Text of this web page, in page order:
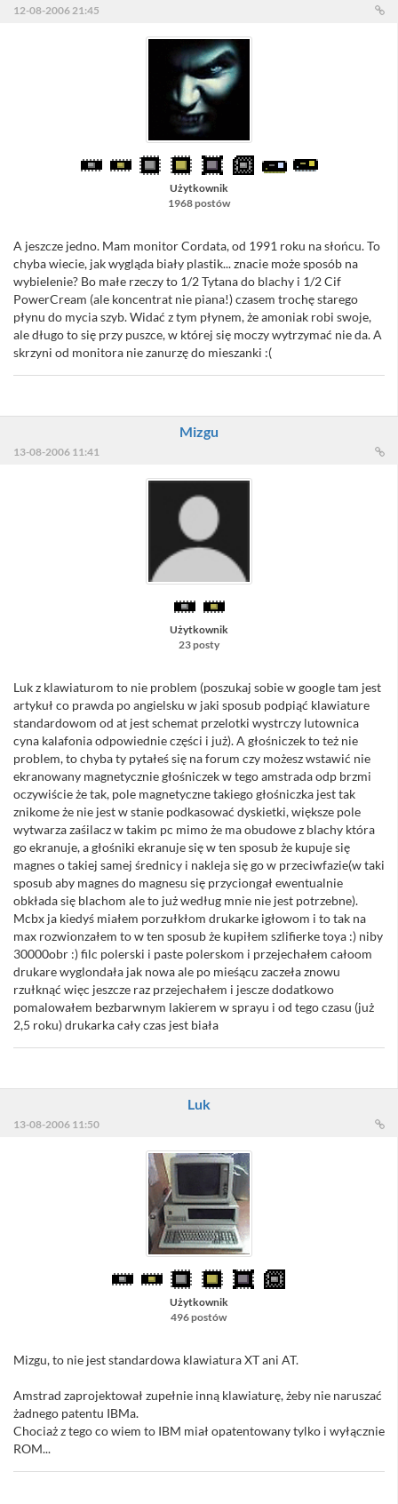
12-08-2006 21:45
Użytkownik
1968 postów
A jeszcze jedno. Mam monitor Cordata, od 1991 roku na słońcu. To
chyba wiecie, jak wygląda biały plastik... znacie może sposób na
wybielenie? Bo małe rzeczy to 1/2 Tytana do blachy i 1/2 Cif
PowerCream (ale koncentrat nie piana!) czasem trochę starego
płynu do mycia szyb. Widać z tym płynem, że amoniak robi swoje,
ale długo to się przy puszce, w której się moczy wytrzymać nie da. A
skrzyni od monitora nie zanurzę do mieszanki :(
Mizgu
13-08-2006 11:41
Użytkownik
23 posty
Luk z klawiaturom to nie problem (poszukaj sobie w google tam jest
artykuł co prawda po angielsku w jaki sposub podpiąć klawiature
standardowom od at jest schemat przelotki wystrczy lutownica
cyna kalafonia odpowiednie części i już). A głośniczek to też nie
problem, to chyba ty pytałeś się na forum czy możesz wstawić nie
ekranowany magnetycznie głośniczek w tego amstrada odp brzmi
oczywiście że tak, pole magnetyczne takiego głośniczka jest tak
znikome że nie jest w stanie podkasować dyskietki, większe pole
wytwarza zaśilacz w takim pc mimo że ma obudowe z blachy która
go ekranuje, a głośniki ekranuje się w ten sposub że kupuje się
magnes o takiej samej średnicy i nakleja się go w przeciwfazie(w taki
sposub aby magnes do magnesu się przyciongał ewentualnie
obkłada się blachom ale to już według mnie nie jest potrzebne).
Mcbx ja kiedyś miałem porzułkłom drukarke igłowom i to tak na
max rozwionzałem to w ten sposub że kupiłem szlifierke toya :) niby
30000obr :) filc polerski i paste polerskom i przejechałem całoom
drukare wyglondała jak nowa ale po mieśącu zaczeła znowu
rzułknąć więc jeszcze raz przejechałem i jescze dodatkowo
pomalowałem bezbarwnym lakierem w sprayu i od tego czasu (już
2,5 roku) drukarka cały czas jest biała
Luk
13-08-2006 11:50
Użytkownik
496 postów
Mizgu, to nie jest standardowa klawiatura XT ani AT.
Amstrad zaprojektował zupełnie inną klawiaturę, żeby nie naruszać
żadnego patentu IBMa.
Chociaż z tego co wiem to IBM miał opatentowany tylko i wyłącznie
ROM...